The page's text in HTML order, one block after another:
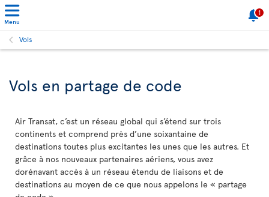
Menu
1
Vols
Vols en partage de code
Air Transat, c’est un réseau global qui s’étend sur trois
continents et comprend près d’une soixantaine de
destinations toutes plus excitantes les unes que les autres. Et
grâce à nos nouveaux partenaires aériens, vous avez
dorénavant accès à un réseau étendu de liaisons et de
destinations au moyen de ce que nous appelons le « partage